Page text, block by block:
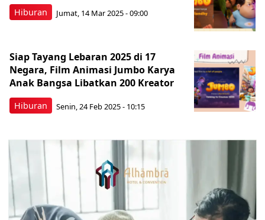
Hiburan Jumat, 14 Mar 2025 - 09:00
Hiburan
Siap Tayang Lebaran 2025 di 17
Negara, Film Animasi Jumbo Karya
Anak Bangsa Libatkan 200 Kreator
Senin, 24 Feb 2025 - 10:15